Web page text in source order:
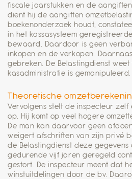
fiscale jaarstukken en de
dient hij de aangiften
boekenonderzoek houdt,
in het kassasysteem
bewaard. Daardoor is geen
inkopen en de verkopen.
gebreken. De Belastingdienst
kasadministratie is gemanipuleerd.
Theoretische
Vervolgens stelt de inspecteur
op. Hij komt op veel hogere
De man kan daarvoor geen
weigert afschriften van zijn privé
de Belastingdienst deze
gedurende vijf jaren geregeld
gestort. De inspecteur meent dat
winstuitdelingen door de bv.